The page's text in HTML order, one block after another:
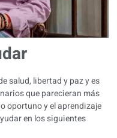
salud, libertad y paz y es
que parecieran más
oportuno y el aprendizaje
en los siguientes